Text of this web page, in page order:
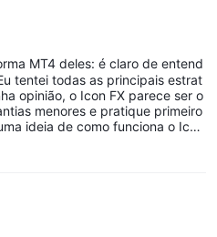
MT4 deles: é claro de entend
tentei todas as principais estrat
opinião, o Icon FX parece ser o
menores e pratique primeiro
ideia de como funciona o Icon